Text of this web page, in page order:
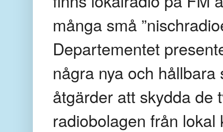
många små
Departementet
några nya och
åtgärder att skydda de
radiobolagen från lokal